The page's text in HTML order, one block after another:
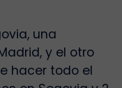
una
y el otro
hacer todo el